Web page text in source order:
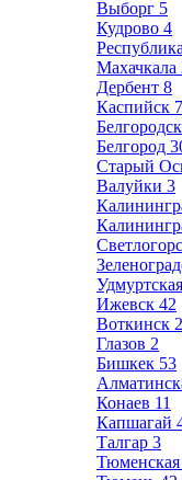
Выборг 5
Кудрово 4
Махачкала
Дербент 8
Каспийск 7
Белгород
Старый
Валуйки 3
Ижевск 42
Воткинск 2
Глазов 2
Бишкек 53
Конаев 11
Капшагай
Талгар 3
Тюменская